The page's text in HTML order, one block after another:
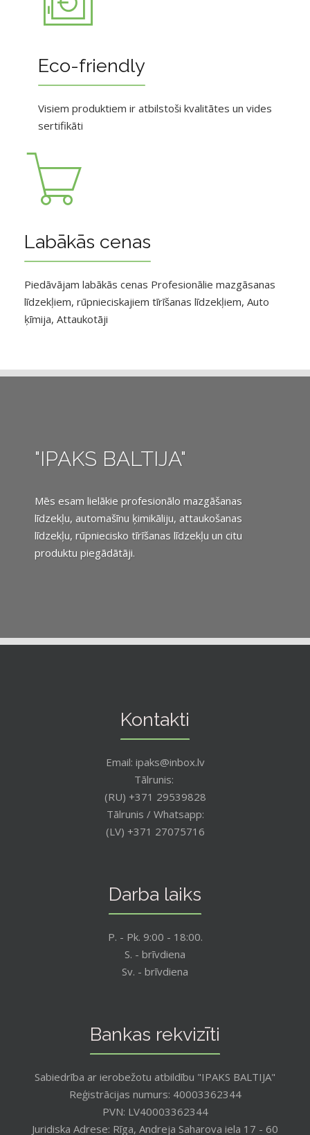
Eco-friendly
Visiem produktiem ir atbilstoši kvalitātes un vides
sertifikāti
Labākās cenas
Piedāvājam labākās cenas Profesionālie mazgāsanas
līdzekļiem, rūpnieciskajiem tīrīšanas līdzekļiem, Auto
ķīmija, Attaukotāji
"IPAKS BALTIJA"
Mēs esam lielākie profesionālo mazgāšanas
līdzekļu, automašīnu ķimikāliju, attaukošanas
līdzekļu, rūpniecisko tīrīšanas līdzekļu un citu
produktu piegādātāji.
Kontakti
Email: ipaks@inbox.lv
Tālrunis:
(RU) +371 29539828
Tālrunis / Whatsapp:
(LV) +371 27075716
Darba laiks
P. - Pk. 9:00 - 18:00.
S. - brīvdiena
Sv. - brīvdiena
Bankas rekvizīti
Sabiedrība ar ierobežotu atbildību "IPAKS BALTIJA"
Reģistrācijas numurs: 40003362344
PVN: LV40003362344
Juridiska Adrese: Rīga, Andreja Saharova iela 17 - 60